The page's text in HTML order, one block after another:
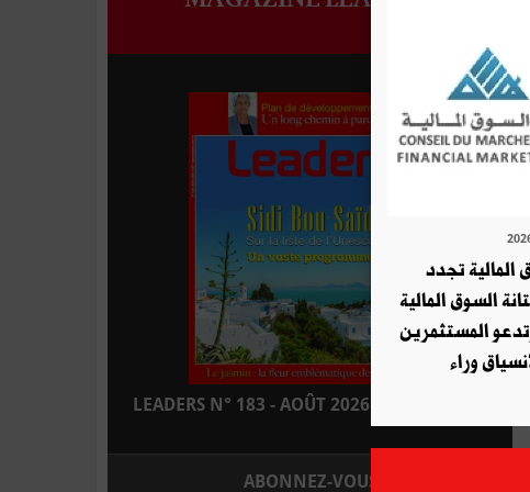
LEADERS N° 183 - AOÛT 2026 : EN KIOSQUE
ABONNEZ-VOUS
المالية تجدد
السوق المالية
المستثمرين
وراء